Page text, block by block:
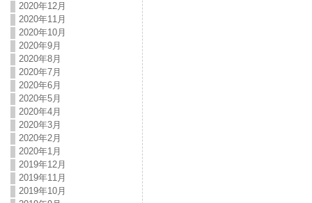
2020年12月
2020年11月
2020年10月
2020年9月
2020年8月
2020年7月
2020年6月
2020年5月
2020年4月
2020年3月
2020年2月
2020年1月
2019年12月
2019年11月
2019年10月